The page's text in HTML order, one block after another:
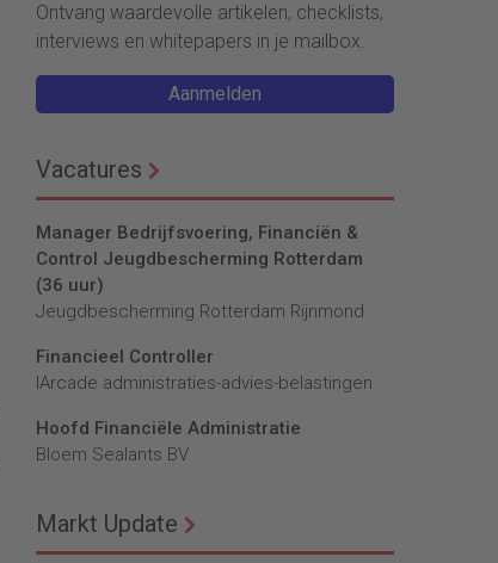
Ontvang waardevolle artikelen, checklists,
interviews en whitepapers in je mailbox.
Aanmelden
Vacatures
Manager Bedrijfsvoering, Financiën &
Control Jeugdbescherming Rotterdam
(36 uur)
Jeugdbescherming Rotterdam Rijnmond
Financieel Controller
lArcade administraties-advies-belastingen
Hoofd Financiële Administratie
Bloem Sealants BV
Markt Update